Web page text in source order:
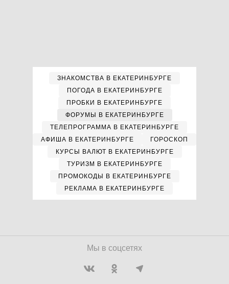
ЗНАКОМСТВА В ЕКАТЕРИНБУРГЕ
ПОГОДА В ЕКАТЕРИНБУРГЕ
ПРОБКИ В ЕКАТЕРИНБУРГЕ
ФОРУМЫ В ЕКАТЕРИНБУРГЕ
ТЕЛЕПРОГРАММА В ЕКАТЕРИНБУРГЕ
АФИША В ЕКАТЕРИНБУРГЕ
ГОРОСКОП
КУРСЫ ВАЛЮТ В ЕКАТЕРИНБУРГЕ
ТУРИЗМ В ЕКАТЕРИНБУРГЕ
ПРОМОКОДЫ В ЕКАТЕРИНБУРГЕ
РЕКЛАМА В ЕКАТЕРИНБУРГЕ
Мы в соцсетях